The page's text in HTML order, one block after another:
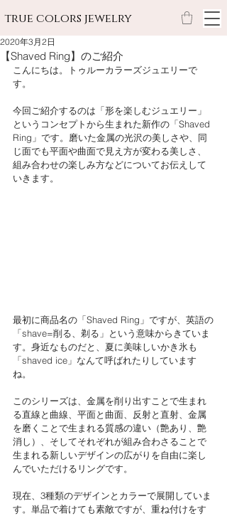
true colors jewelry
【Shaved Ring】のご紹介
2020年3月2日
こんにちは。トゥルーカラーズジュエリーで
す。
今回ご紹介するのは「形を楽しむジュエリー」
というコンセプトから生まれた新作の「Shaved
Ring」です。磨いた金属の光沢の美しさや、同
じ面でも平面や曲面で見え方が変わる美しさ、
組み合わせの楽しみ方などについてお伝えして
いきます。
最初に商品名の「Shaved Ring」ですが、英語の
「shave=削る、剃る」という意味からきていま
す。身近なものだと、夏に美味しいかき氷も
「shaved ice」なんて呼ばれたりしています
ね。
このシリーズは、金属を削り出すことで生まれ
る直線と曲線、平面と曲面、反射と直射、金属
を磨くことで生まれる質感の違い（艶あり、艶
消し）、そしてそれぞれが組み合わさることで
生まれる新しいデザインの広がりを自由に楽し
んでいただけるリングです。
現在、3種類のデザインとカラーで展開していま
す。単品で着けても素敵ですが、重ね付けをす